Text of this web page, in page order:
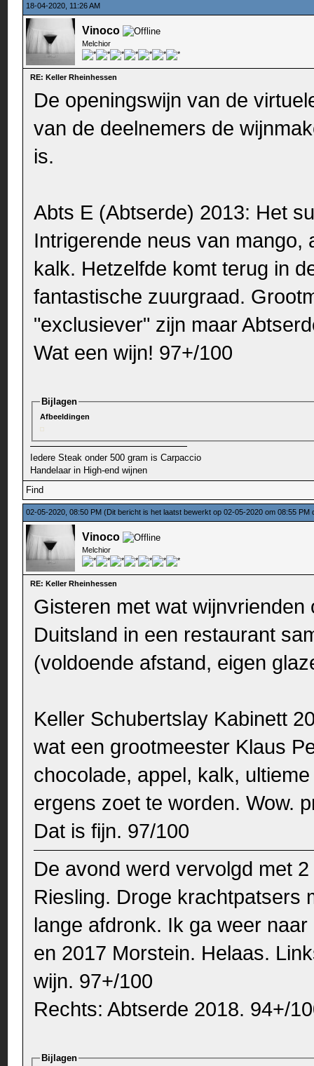
18-04-2020, 11:26 AM
Vinoco
Melchior
RE: Keller Rheinhessen
De openingswijn van de
van de deelnemers de
is.
Abts E (Abtserde) 2013: Het
Intrigerende neus van
kalk. Hetzelfde komt terug in
fantastische zuurgraad.
"exclusiever" zijn maar
Wat een wijn! 97+/100
Bijlagen
Afbeeldingen
Iedere Steak onder 500 gram is Carpaccio
Handelaar in High-end wijnen
Find
02-05-2020, 08:50 PM(Dit bericht is het laatst bewerkt op 02-05-2020 om 08:55 PM
Vinoco
Melchior
RE: Keller Rheinhessen
Gisteren met wat
Duitsland in een restaurant
(voldoende afstand, eigen
Keller Schubertslay Kabinett
wat een grootmeester Klaus
chocolade, appel, kalk,
ergens zoet te worden. Wow.
Dat is fijn. 97/100
De avond werd vervolgd met
Riesling. Droge krachtpatsers
lange afdronk. Ik ga weer
en 2017 Morstein. Helaas.
wijn. 97+/100
Rechts: Abtserde 2018. 94+/
Bijlagen